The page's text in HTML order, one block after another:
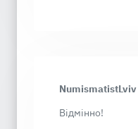
NumismatistLviv
Відмінно!